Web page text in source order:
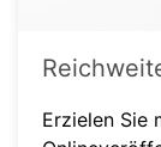
Erzielen Sie